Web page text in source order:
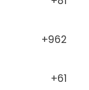
+962
+61